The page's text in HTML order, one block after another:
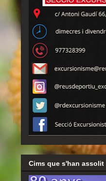
Cims que s'han assolit